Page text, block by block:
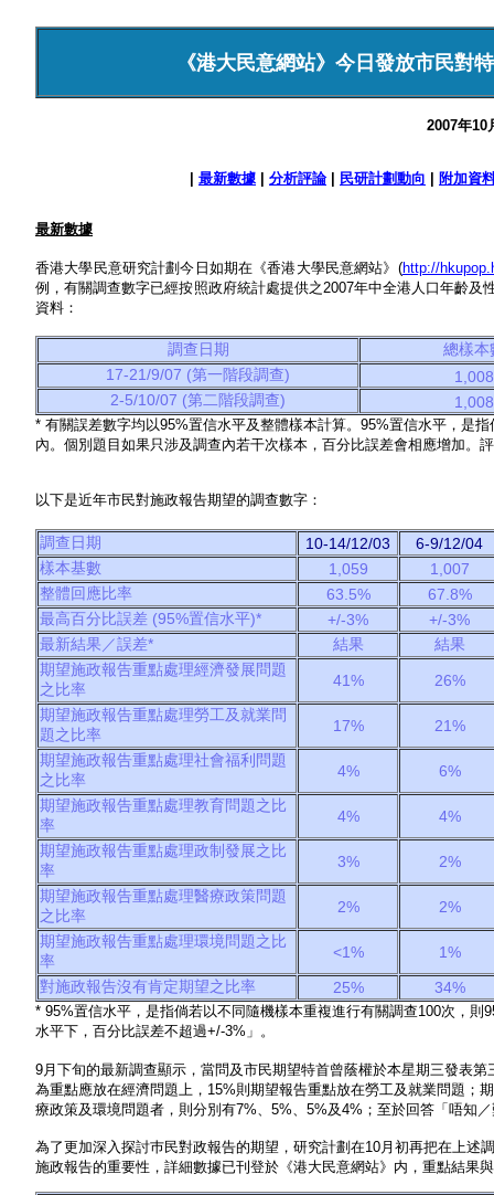
《港大民意網站》今日發放市民對
2007年10
最新數據 分析評論| 民研計劃動向 附加資
最新數據
香港大學民意研究計劃今日如期在《香港大學民意網站》(http://
例，有關調查數字已經按照政府統計處提供之2007年中全港人口年齡
資料：
調查日期
總樣本
17-21/9/07 (第一階段調查)
1,008
2-5/10/07 (第二階段調查)
1,008
* 有關誤差數字均以95%置信水平及整體樣本計算。95%置信水平，是
內。個別題目如果只涉及調查內若干次樣本，百分比誤差會相應增加。
以下是近年市民對施政報告期望的調查數字：
調查日期 10-14/12/03
6-9/12/04
樣本基數
1,059
1,007
整體回應比率
63.5%
67.8%
最高百分比誤差 (95%置信水平)*
+/-3%
+/-3%
最新結果／誤差*
結果
結果
期望施政報告重點處理經濟發展問題
之比率
41%
26%
期望施政報告重點處理勞工及就業問
題之比率
17%
21%
期望施政報告重點處理社會福利問題
之比率
4%
6%
期望施政報告重點處理教育問題之比
率
4%
4%
期望施政報告重點處理政制發展之比
率
3%
2%
期望施政報告重點處理醫療政策問題
之比率
2%
2%
期望施政報告重點處理環境問題之比
率
<1%
1%
對施政報告沒有肯定期望之比率
25% 34%
* 95%置信水平，是指倘若以不同隨機樣本重複進行有關調查100次，
水平下，百分比誤差不超過+/-3%」。
9月下旬的最新調查顯示，當問及市民期望特首曾蔭權於本星期三發表
為重點應放在經濟問題上，15%則期望報告重點放在勞工及就業問題；
療政策及環境問題者，則分別有7%、5%、5%及4%；至於回答「唔知
為了更加深入探討巿民對政報告的期望，研究計劃在10月初再把在上
施政報告的重要性，詳細數據已刊登於《港大民意網站》内，重點結果